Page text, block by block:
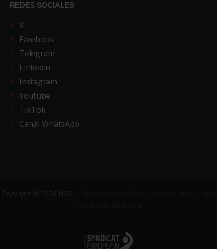
REDES SOCIALES
X
Facebook
Telegram
Linkedin
Instagram
Youtube
TikTok
Canal WhatsApp
Copyright © 2026 USO ·